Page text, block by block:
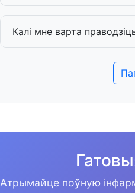
Калі мне варта
Атрымайце поўную